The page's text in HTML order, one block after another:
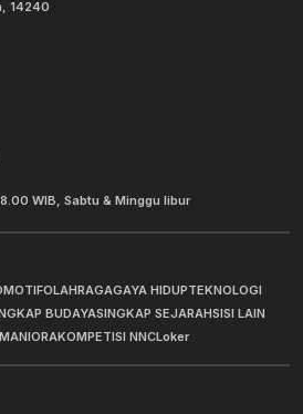
14240
WIB, Sabtu & Minggu libur
OLAHRAGAGAYA HIDUPTEKNOLOGI
BUDAYASINGKAP SEJARAHSISI LAIN
KOMPETISI NNCLoker